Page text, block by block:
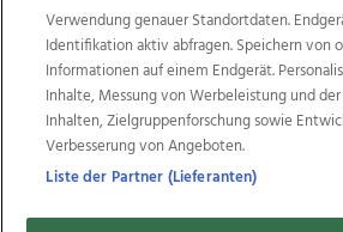
Weitere Angebote des
TV1 di-mog-i.at OÖNow
Life Radio
OÖNachrichten
OÖN Karriere
OÖN Reise
Regionaljobs
wasistlos.at
Verwendung genauer Standortdaten.
Identifikation aktiv abfragen. Speichern von
Informationen auf einem Endgerät.
Inhalte, Messung von Werbeleistung und
Inhalten, Zielgruppenforschung sowie
Verbesserung von Angeboten.
Liste der Partner (Lieferanten)